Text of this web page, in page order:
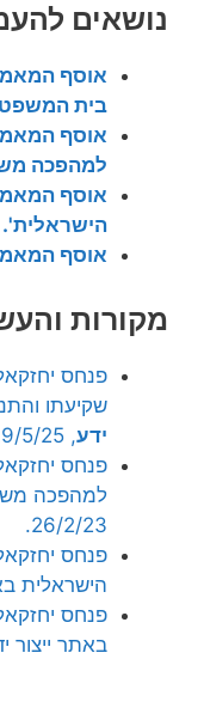
נושאים
אוסף
בית המשפט
אוסף
למהפכה
אוסף
הישראלית'.
אוסף
מקורות
שקיעתו
ידע, 9/5/25.
למהפכה
26/2/23.
הישראלית
באתר ייצור